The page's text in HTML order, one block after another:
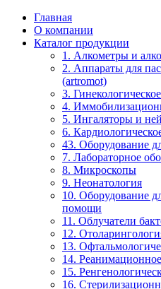
Главная
О компании
Каталог продукции
1. Алкометры и
2. Аппараты для
(artromot)
3.
4.
5. Ингаляторы и
6.
43. Оборудование
7. Лабораторное
8. Микроскопы
9. Неонатология
10. Оборудование
помощи
11. Облучатели
12.
13.
14.
15.
16.